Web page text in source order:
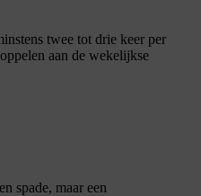
twee tot drie keer per
aan de wekelijkse
spade, maar een